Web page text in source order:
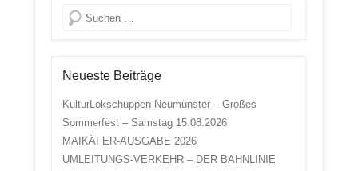
Suche
Neueste Beiträge
KulturLokschuppen Neumünster – Großes
Sommerfest – Samstag 15.08.2026
MAIKÄFER-AUSGABE 2026
UMLEITUNGS-VERKEHR – DER BAHNLINIE